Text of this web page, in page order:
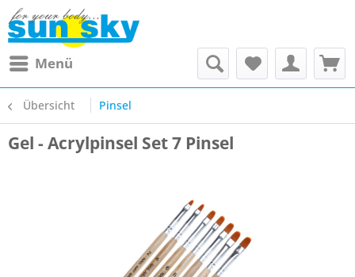
Menü
Übersicht Pinsel
Gel - Acrylpinsel Set 7 Pinsel